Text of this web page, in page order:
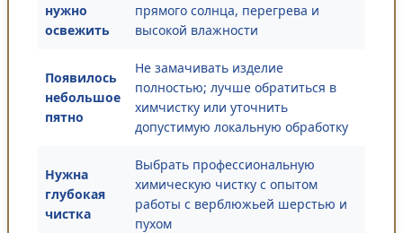
нужно
освежить
прямого солнца, перегрева и
высокой влажности
Появилось
небольшое
пятно
Не замачивать изделие
полностью; лучше обратиться в
химчистку или уточнить
допустимую локальную обработку
Нужна
глубокая
чистка
Выбрать профессиональную
химическую чистку с опытом
работы с верблюжьей шерстью и
пухом